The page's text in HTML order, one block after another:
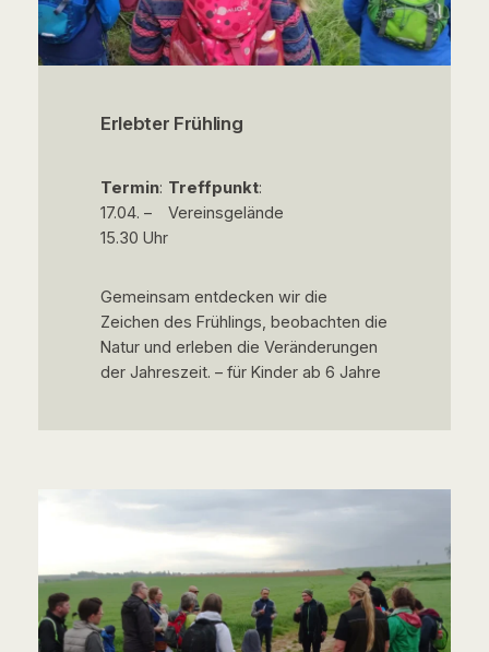
Erlebter Frühling
Termin:
17.04. –
15.30 Uhr
Treffpunkt:
Vereinsgelände
Gemeinsam entdecken wir die
Zeichen des Frühlings, beobachten die
Natur und erleben die Veränderungen
der Jahreszeit. – für Kinder ab 6 Jahre